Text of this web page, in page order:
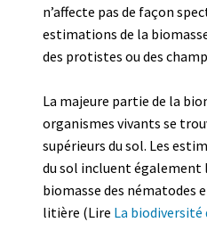
n’affecte pas de façon
estimations de la
des protistes ou des
La majeure partie de la
organismes vivants se
supérieurs du sol. Les
du sol incluent
biomasse des nématodes
litière (Lire La biodiversité